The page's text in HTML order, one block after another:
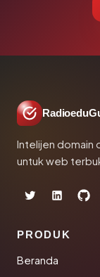
Intelijen domain
untuk web
PRODUK
Beranda